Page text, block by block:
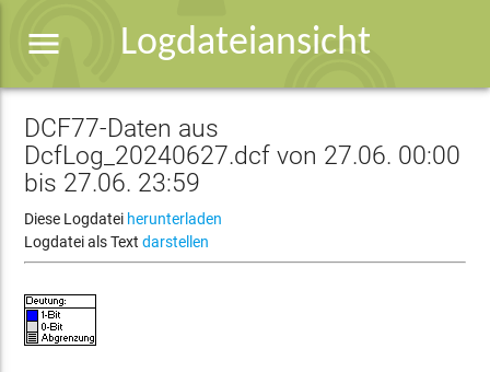
Logdateiansicht
menu
DCF77-Daten aus
DcfLog_20240627.dcf von 27.06. 00:00
bis 27.06. 23:59
Diese Logdatei herunterladen
Logdatei als Textdarstellen